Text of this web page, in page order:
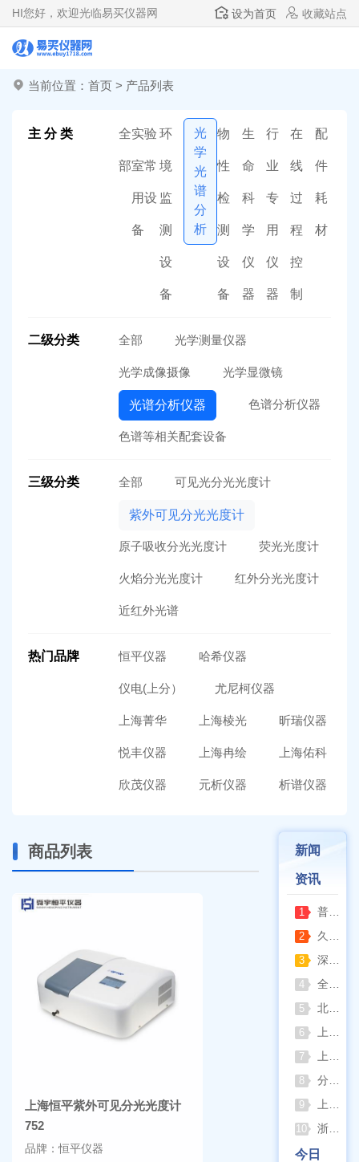
HI您好，欢迎光临易买仪器网 设为首页 收藏站点
当前位置： 首页 > 产品列表
主 分 类 全
部
实验
室常
用设
备
环
境
监
测
设
备
光
学
光
谱
分
析
物
性
检
测
设
备
生
命
科
学
仪
器
行
业
专
用
仪
器
在
线
过
程
控
制
配
件
耗
材
二级分类 全部 光学测量仪器
光学成像摄像 光学显微镜
光谱分析仪器 色谱分析仪器
色谱等相关配套设备
三级分类 全部 可见光分光光度计
紫外可见分光光度计
原子吸收分光光度计 荧光光度计
火焰分光光度计 红外分光光度计
近红外光谱
热门品牌 恒平仪器 哈希仪器
仪电(上分） 尤尼柯仪器
上海菁华 上海棱光 昕瑞仪器
悦丰仪器 上海冉绘 上海佑科
欣茂仪器 元析仪器 析谱仪器
商品列表
上海恒平紫外可见分光光度计
752
品牌：恒平仪器
新闻
资讯
1 普通烘箱和耐腐蚀烘箱区分
2 久兴医疗高压蒸汽灭菌器：制药科研灭菌的可靠之选
3 深那静音超声波清洗仪：科研洁净新标准，安静高效更安心
4 全自动凯氏定氮仪测定焦炭中氮 上海纤检助力焦化行业精准检测
5 北京六一电泳仪完整选型指南（分电泳槽 + 电源两大模块，按实验场景直接匹配）
6 上海仪电吸光光度法和荧光分析法的异同
7 上海佑科GC-7860系列网络化气相色谱仪
8 分清生物安全柜与洁净工作台 苏州安泰科普两类设备差异
9 上海申安灭菌器外排、内排与干燥功能全解析
10 浙江孚夏：打造合规可靠的实验室洁净装备
今日